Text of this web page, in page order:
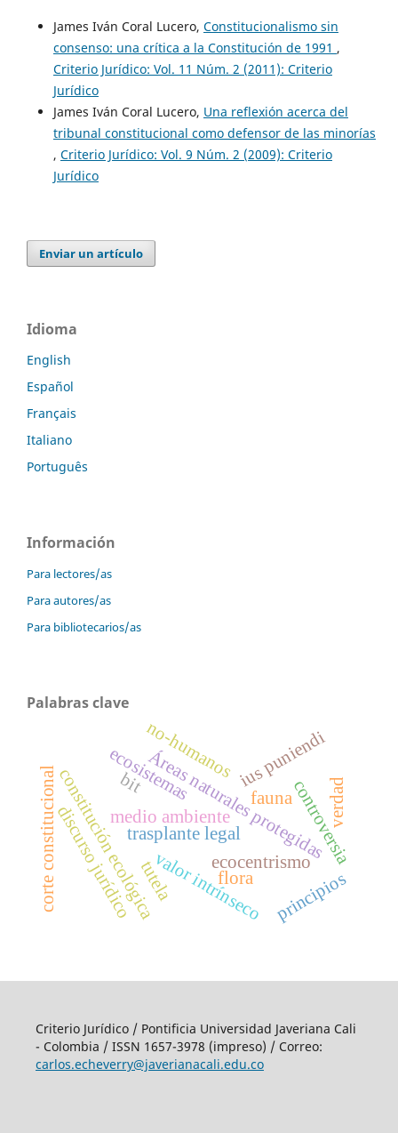
James Iván Coral Lucero, Constitucionalismo sin
consenso: una crítica a la Constitución de 1991 ,
Criterio Jurídico: Vol. 11 Núm. 2 (2011): Criterio
Jurídico
James Iván Coral Lucero, Una reflexión acerca del
tribunal constitucional como defensor de las minorías
, Criterio Jurídico: Vol. 9 Núm. 2 (2009): Criterio
Jurídico
Enviar un artículo
Idioma
English
Español
Français
Italiano
Português
Información
Para lectores/as
Para autores/as
Para bibliotecarios/as
Palabras clave
trasplante legal
Áreas naturales protegidas
ecocentrismo
flora
fauna
medio ambiente
ecosistemas ius puniendi
constitución ecológica
no-humanos
valor intrínseco
corte constitucional bit controversia
tutela
discurso jurídico principios
verdad
Criterio Jurídico / Pontificia Universidad Javeriana Cali
- Colombia / ISSN 1657-3978 (impreso) / Correo:
carlos.echeverry@javerianacali.edu.co